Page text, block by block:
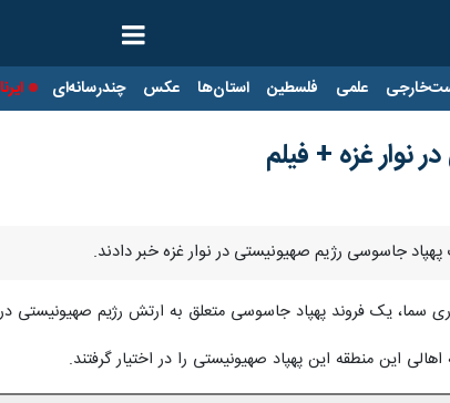
علمی فلسطین استان‌ها عکس چندرسانه‌ای ایرنا TV
نوار غزه + فیلم